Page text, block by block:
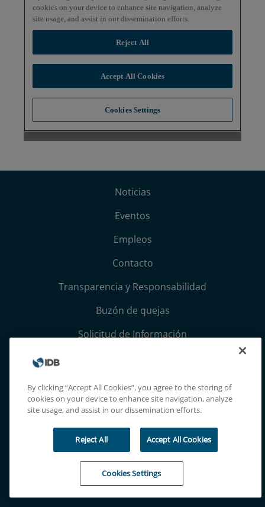
Noticias
Eventos
Empleos
Contacto
Transparencia y Responsabilidad
Buzón de quejas
Solicitud de Información
Términos, condiciones y aviso de privacidad
Extranet
By clicking “Accept All Cookies”, you agree to the storing of
cookies on your device to enhance site navigation, analyze
site usage, and assist in our dissemination efforts.
Reject All Accept All Cookies
Cookies Settings